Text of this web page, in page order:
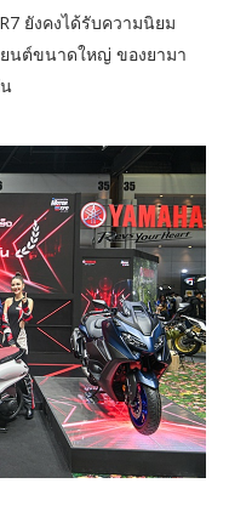
ยังคงได้รับความนิยม
นต์ขนาดใหญ่ ของยามา